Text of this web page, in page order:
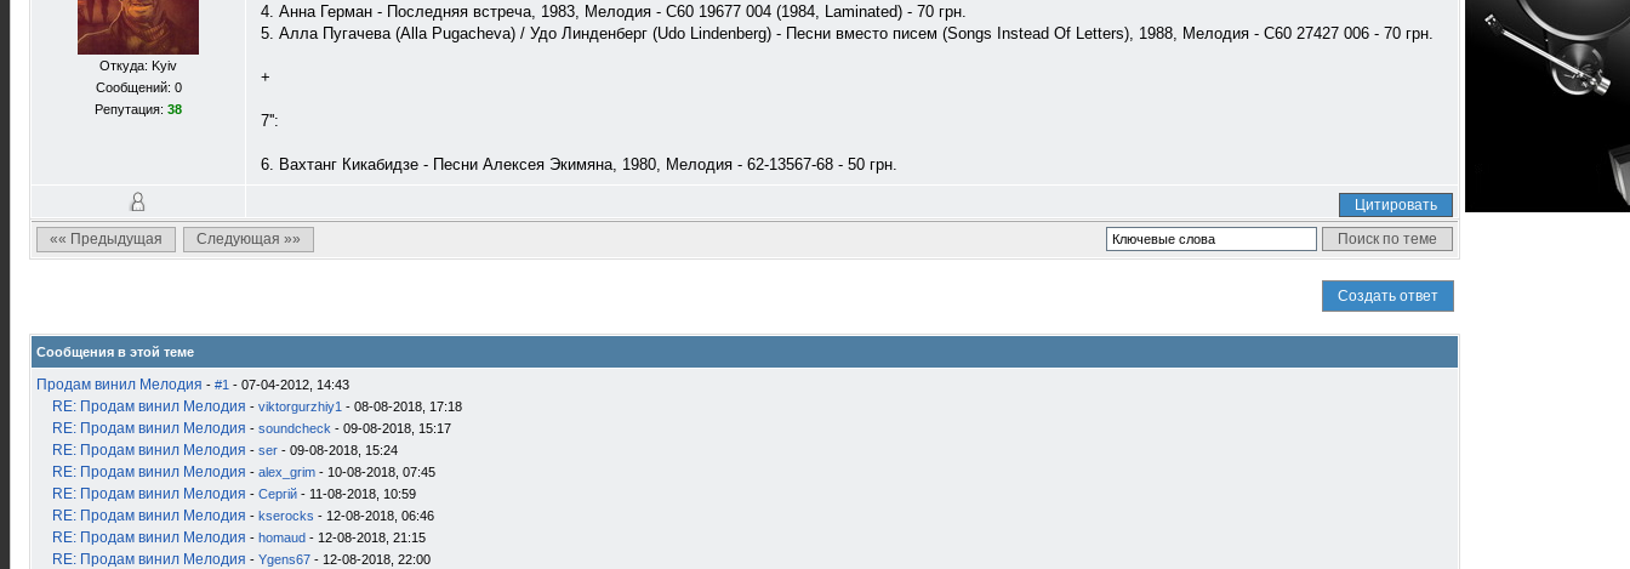
Откуда: Kyiv
Сообщений: 0
Репутация: 38
4. Анна Герман - Последняя встреча, 1983, Мелодия - C60 19677 004 (1984, Laminated) - 70 грн.
5. Алла Пугачева (Alla Pugacheva) / Удо Линденберг (Udo Lindenberg) - Песни вместо писем (Songs Instead Of Letters), 1988, Мелодия - C60 27427 006 - 70 грн.
+
7'':
6. Вахтанг Кикабидзе - Песни Алексея Экимяна, 1980, Мелодия - 62-13567-68 - 50 грн.
Цитировать
«« Предыдущая
Следующая »»
Создать ответ
Сообщения в этой теме
Продам винил Мелодия - #1 - 07-04-2012, 14:43
RE: Продам винил Мелодия - viktorgurzhiy1 - 08-08-2018, 17:18
RE: Продам винил Мелодия - soundcheck - 09-08-2018, 15:17
RE: Продам винил Мелодия - ser - 09-08-2018, 15:24
RE: Продам винил Мелодия - alex_grim - 10-08-2018, 07:45
RE: Продам винил Мелодия - Сергій - 11-08-2018, 10:59
RE: Продам винил Мелодия - kserocks - 12-08-2018, 06:46
RE: Продам винил Мелодия - homaud - 12-08-2018, 21:15
RE: Продам винил Мелодия - Ygens67 - 12-08-2018, 22:00